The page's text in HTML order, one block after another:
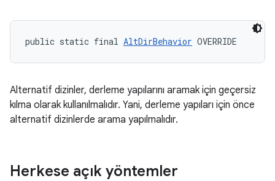
public static final AltDirBehavior OVERRIDE
Alternatif dizinler, derleme yapılarını aramak için geçersiz
kılma olarak kullanılmalıdır. Yani, derleme yapıları için önce
alternatif dizinlerde arama yapılmalıdır.
Herkese açık yöntemler